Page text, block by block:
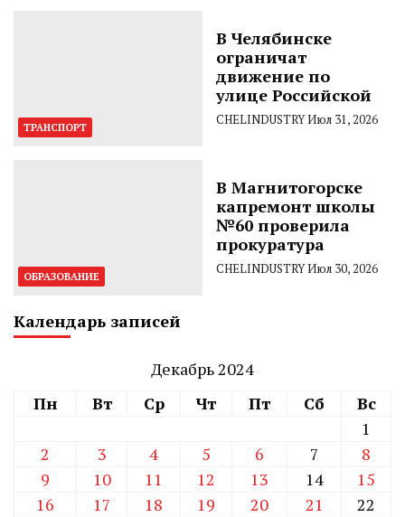
ТРАНСПОРТ
В Челябинске
ограничат
движение по
улице Российской
CHELINDUSTRYИюл 31, 2026
ОБРАЗОВАНИЕ
В Магнитогорске
капремонт школы
№60 проверила
прокуратура
CHELINDUSTRYИюл 30, 2026
Календарь записей
Декабрь 2024
Пн
Вт Ср Чт Пт Сб
Вс
1
2
3 4 5 6 7
8
9
10 11 12 13 14
15
16
17 18 19 20 21
22